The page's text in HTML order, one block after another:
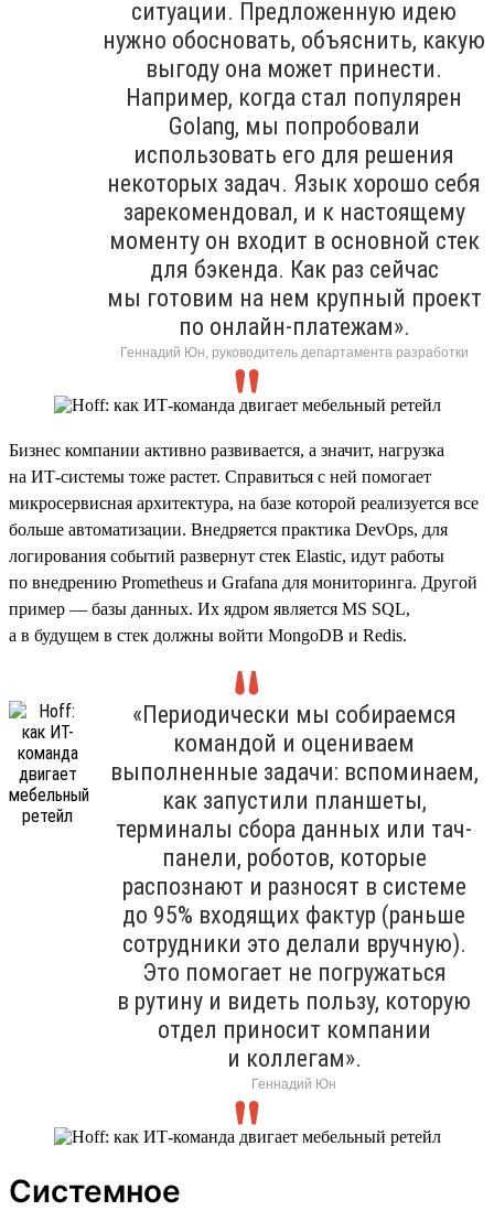
ситуации. Предложенную идею
нужно обосновать, объяснить, какую
выгоду она может принести.
Например, когда стал популярен
Golang, мы попробовали
использовать его для решения
некоторых задач. Язык хорошо себя
зарекомендовал, и к настоящему
моменту он входит в основной стек
для бэкенда. Как раз сейчас
мы готовим на нем крупный проект
по онлайн-платежам».
Геннадий Юн, руководитель департамента разработки
Бизнес компании активно развивается, а значит, нагрузка
на ИТ-системы тоже растет. Справиться с ней помогает
микросервисная архитектура, на базе которой реализуется все
больше автоматизации. Внедряется практика DevOps, для
логирования событий развернут стек Elastic, идут работы
по внедрению Prometheus и Grafana для мониторинга. Другой
пример — базы данных. Их ядром является MS SQL,
а в будущем в стек должны войти MongoDB и Redis.
«Периодически мы собираемся
командой и оцениваем
выполненные задачи: вспоминаем,
как запустили планшеты,
терминалы сбора данных или тач-
панели, роботов, которые
распознают и разносят в системе
до 95% входящих фактур (раньше
сотрудники это делали вручную).
Это помогает не погружаться
в рутину и видеть пользу, которую
отдел приносит компании
и коллегам».
Геннадий Юн
Системное